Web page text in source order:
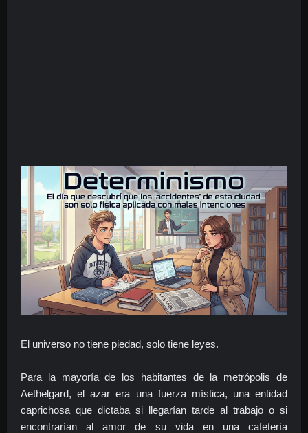
El universo no tiene piedad, solo tiene leyes.
Para la mayoría de los habitantes de la metrópolis de
Aethelgard, el azar era una fuerza mística, una entidad
caprichosa que dictaba si llegarían tarde al trabajo o si
encontrarían al amor de su vida en una cafetería